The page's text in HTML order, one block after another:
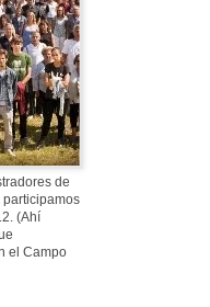
se han
la
de
participamos
(Ahí
el Campo